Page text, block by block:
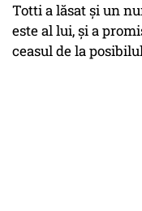
Totti a lăsat şi un
este al lui, şi a
ceasul de la